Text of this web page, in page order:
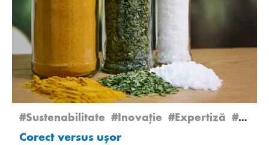
#Sustenabilitate #Inovație #Expertiză #Newsletter Edition 2/2025
Corect versus ușor